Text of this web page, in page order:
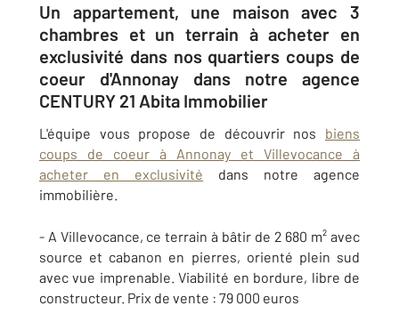
Un appartement, une maison avec 3
chambres et un terrain à acheter en
exclusivité dans nos quartiers coups de
coeur d'Annonay dans notre agence
CENTURY 21 Abita Immobilier
L'équipe vous propose de découvrir nos biens
coups de coeur à Annonay et Villevocance à
acheter en exclusivité dans notre agence
immobilière.
- A Villevocance, ce terrain à bâtir de 2 680 m² avec
source et cabanon en pierres, orienté plein sud
avec vue imprenable. Viabilité en bordure, libre de
constructeur. Prix de vente : 79 000 euros